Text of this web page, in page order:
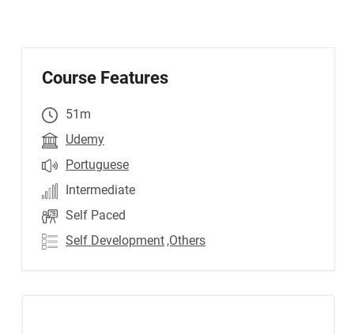
Course Features
51m
Udemy
Portuguese
Intermediate
Self Paced
Self Development ,Others